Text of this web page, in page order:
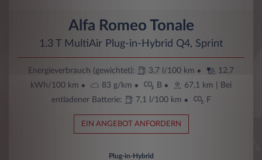
Alfa Romeo Tonale
1.3 T MultiAir Plug-in-Hybrid Q4, Sprint
Energieverbrauch (gewichtet): 3,7 l/100 km
12,7
kWh/100 km
83 g/km B 67,1 km
| Bei
entladener Batterie:
7,1 l/100 km F
EIN ANGEBOT ANFORDERN
Plug-in-Hybrid